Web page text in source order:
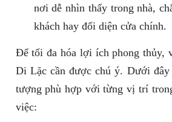
nơi dễ nhìn thấy trong nhà,
khách hay đối diện cửa chính.
Để tối đa hóa lợi ích phong thủy,
Di Lặc cần được chú ý. Dưới đây
tượng phù hợp với từng vị trí
việc: